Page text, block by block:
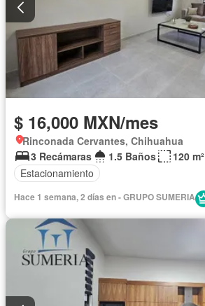
$ 16,000 MXN/mes
Rinconada Cervantes, Chihuahua
3 Recámaras
1.5 Baños
120 m²
Estacionamiento
Hace 1 semana, 2 días en - GRUPO SUMERIA